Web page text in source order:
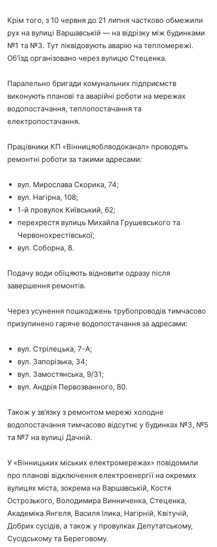
Крім того, з 10 червня до 21 липня частково обмежили
рух на вулиці Варшавській — на відрізку між будинками
№1 та №3. Тут ліквідовують аварію на тепломережі.
Об’їзд організовано через вулицю Стеценка.
Паралельно бригади комунальних підприємств
виконують планові та аварійні роботи на мережах
водопостачання, теплопостачання та
електропостачання.
Працівники КП «Вінницяоблводоканал» проводять
ремонтні роботи за такими адресами:
вул. Мирослава Скорика, 74;
вул. Нагірна, 108;
1-й провулок Київський, 62;
перехрестя вулиць Михайла Грушевського та
Червонохрестівської;
вул. Соборна, 8.
Подачу води обіцяють відновити одразу після
завершення ремонтів.
Через усунення пошкоджень трубопроводів тимчасово
призупинено гаряче водопостачання за адресами:
вул. Стрілецька, 7-А;
вул. Запорізька, 34;
вул. Замостянська, 9/31;
вул. Андрія Первозванного, 80.
Також у зв’язку з ремонтом мережі холодне
водопостачання тимчасово відсутнє у будинках №3, №5
та №7 на вулиці Дачній.
У «Вінницьких міських електромережах» повідомили
про планові відключення електроенергії на окремих
вулицях міста, зокрема на Варшавській, Костя
Острозького, Володимира Винниченка, Стеценка,
Академіка Янгеля, Василя Ілика, Нагірній, Квітучій,
Добрих сусідів, а також у провулках Депутатському,
Сусідському та Береговому.